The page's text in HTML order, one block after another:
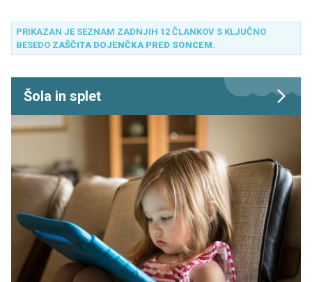
sredstvom!
PRIKAZAN JE SEZNAM ZADNJIH 12 ČLANKOV S KLJUČNO
BESEDO ZAŠČITA DOJENČKA PRED SONCEM.
Šola in splet